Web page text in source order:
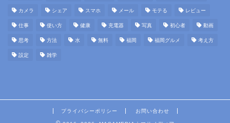
カメラ シェア スマホ メール モテる レビュー
仕事 使い方 健康 充電器 写真 初心者 動画
思考 方法 水 無料 福岡 福岡グルメ 考え方
設定 雑学
プライバシーポリシー お問い合わせ